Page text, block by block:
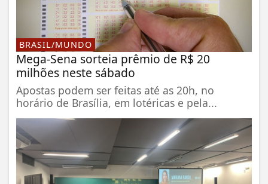
BRASIL/MUNDO
Mega-Sena sorteia prêmio de R$ 20
milhões neste sábado
Apostas podem ser feitas até as 20h, no
horário de Brasília, em lotéricas e pela...